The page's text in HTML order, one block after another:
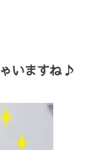
いますね♪